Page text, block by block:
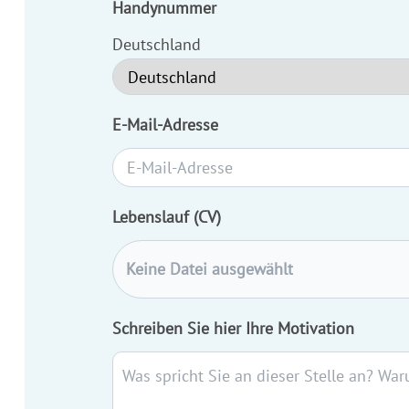
Handynummer
Deutschland
E-Mail-Adresse
Lebenslauf (CV)
Keine Datei ausgewählt
Schreiben Sie hier Ihre Motivation